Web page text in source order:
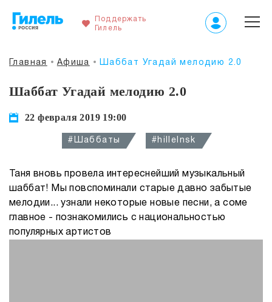
Поддержать
Гилель
Главная Афиша Шаббат Угадай мелодию 2.0
Шаббат Угадай мелодию 2.0
22 февраля 2019 19:00
#Шаббаты #hillelnsk
Таня вновь провела интереснейший музыкальный
шаббат! Мы повспоминали старые давно забытые
мелодии... узнали некоторые новые песни, а соме
главное - познакомились с национальностью
популярных артистов